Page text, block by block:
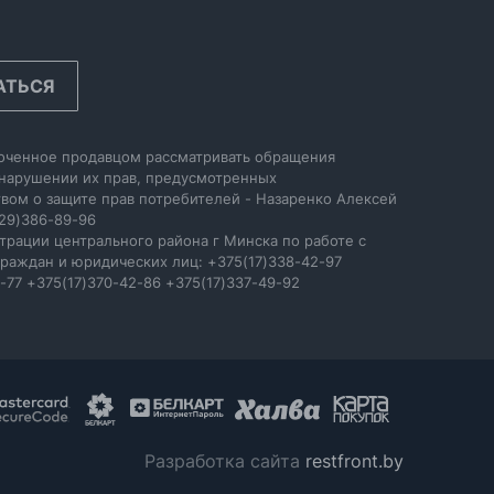
продавцом рассматривать обращения
их прав, предусмотренных
о защите прав потребителей - Назаренко Алексей
89-96
центрального района г Минска по работе с
и юридических лиц: +375(17)338-42-97
77 +375(17)370-42-86 +375(17)337-49-92
Разработка сайта restfront.by